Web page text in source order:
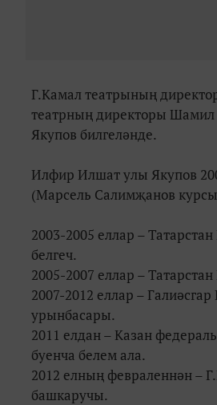
Г.Камал театрының
театрның директоры
Якупов билгеләнде.
Илфир Илшат улы Якупов
(Марсель Салимҗанов
2003-2005 еллар –
белгеч.
2005-2007 еллар –
2007-2012 еллар –
урынбасары.
2011 елдан – Казан
буенча белем ала.
2012 елның февраленнән –
башкаручы.